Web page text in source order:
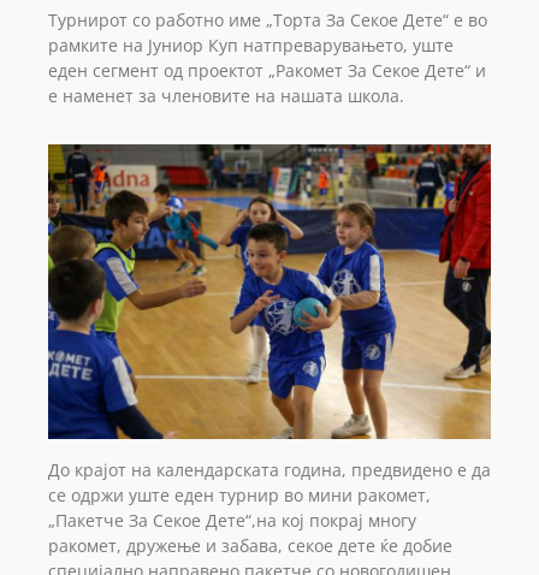
Турнирот со работно име „Торта За Секое Дете“ е во
рамките на Јуниор Куп натпреварувањето, уште
еден сегмент од проектот „Ракомет За Секое Дете“ и
е наменет за членовите на нашата школа.
До крајот на календарската година, предвидено е да
се одржи уште еден турнир во мини ракомет,
„Пакетче За Секое Дете“,на кој покрај многу
ракомет, дружење и забава, секое дете ќе добие